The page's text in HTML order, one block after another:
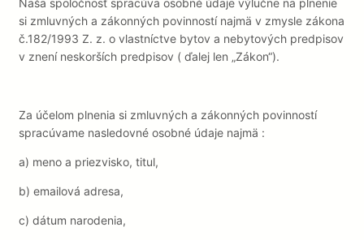
Naša spoločnosť spracúva osobné údaje výlučne na plnenie
si zmluvných a zákonných povinností najmä v zmysle zákona
č.182/1993 Z. z. o vlastníctve bytov a nebytových predpisov
v znení neskorších predpisov ( ďalej len „Zákon“).
Za účelom plnenia si zmluvných a zákonných povinností
spracúvame nasledovné osobné údaje najmä :
a) meno a priezvisko, titul,
b) emailová adresa,
c) dátum narodenia,